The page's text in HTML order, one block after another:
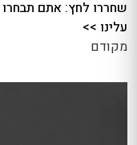
שחררו לחץ: אתם
עלינו >>
מקודם